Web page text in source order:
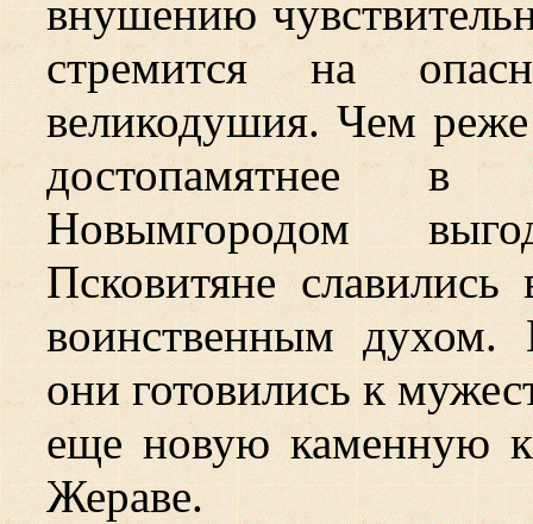
внушению
стремится на
великодушия. Чем
достопамятнее в
Новымгородом
Псковитяне
воинственным
они готовились к
еще новую каменную
Жераве.